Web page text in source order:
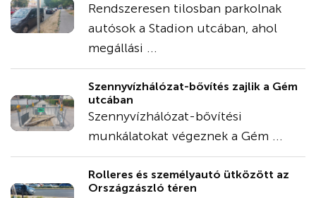
Rendszeresen tilosban parkolnak
autósok a Stadion utcában, ahol
megállási ...
Szennyvízhálózat-bővítés zajlik a Gém
utcában
Szennyvízhálózat-bővítési
munkálatokat végeznek a Gém ...
Rolleres és személyautó ütközött az
Országzászló téren